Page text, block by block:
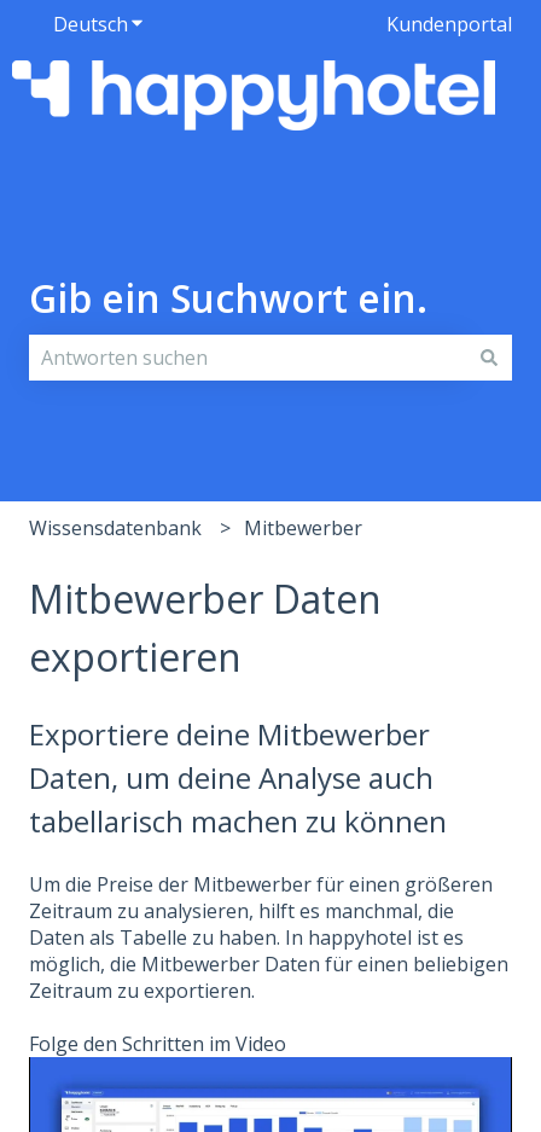
DeutschUntermenü für Übersetzungen anzeigen
Kundenportal
Gib ein Suchwort ein.
Wissensdatenbank Mitbewerber
Mitbewerber Daten
exportieren
Exportiere deine Mitbewerber
Daten, um deine Analyse auch
tabellarisch machen zu können
Um die Preise der Mitbewerber für einen größeren
Zeitraum zu analysieren, hilft es manchmal, die
Daten als Tabelle zu haben. In happyhotel ist es
möglich, die Mitbewerber Daten für einen beliebigen
Zeitraum zu exportieren.
Folge den Schritten im Video